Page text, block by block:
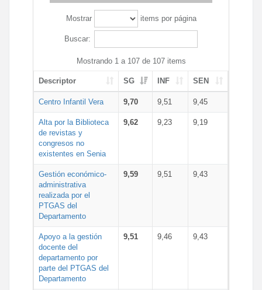
Mostrar items por página
Buscar:
Mostrando 1 a 107 de 107 items
Descriptor SG INF SEN
Centro Infantil Vera 9,70 9,51 9,45
Alta por la Biblioteca
de revistas y
congresos no
existentes en Senia
9,62 9,23 9,19
Gestión económico-
administrativa
realizada por el
PTGAS del
Departamento
9,59 9,51 9,43
Apoyo a la gestión
docente del
departamento por
parte del PTGAS del
Departamento
9,51 9,46 9,43